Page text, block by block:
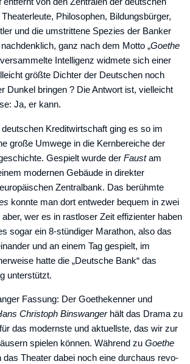
Philosophen, Bil­dungs­bür­ger,
und die umstrittene Spezies der Banker
ganz nach dem Motto „Goethe
Intelligenz widmete sich ­einer
größte Dichter der Deutschen noch
Dunkel bringen ? Die Antwort ist, vielleicht
Ja, er kann.
Kreditwirtschaft ging es so im
große Umwege in die Kernbereiche der
Gespielt wurde der Faustam
modernen Gebäude in direkter
Zentralbank. Das berühmte
konnte man dort entweder bequem in zwei
aber, wer es in rastloser Zeit effizienter haben
sogar ein 8-stündi­ger Marathon, also das
und an einem Tag gespielt, im
hatte die „Deutsche Bank“ das
unterstützt.
Fassung: Der Goethekenner und
Christoph Binswangerhält das Drama zu
das modernste und aktuellste, das wir zur
spielen können. Während zu Goethe
das Theater dabei noch eine durchaus revo­